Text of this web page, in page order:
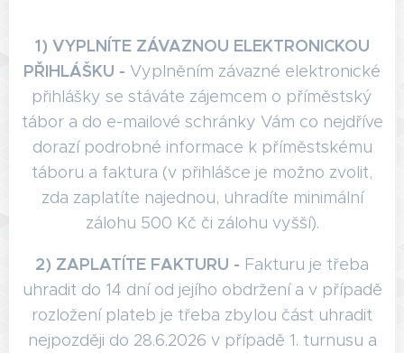
1) VYPLNÍTE ZÁVAZNOU ELEKTRONICKOU
PŘIHLÁŠKU - Vyplněním závazné elektronické
přihlášky se stáváte zájemcem o příměstský
tábor a do e-mailové schránky Vám co nejdříve
dorazí podrobné informace k příměstskému
táboru a faktura (v přihlášce je možno zvolit,
zda zaplatíte najednou, uhradíte minimální
zálohu 500 Kč či zálohu vyšší).
2) ZAPLATÍTE FAKTURU - Fakturu je třeba
uhradit do 14 dní od jejího obdržení a v případě
rozložení plateb je třeba zbylou část uhradit
nejpozději do 28.6.2026 v případě 1. turnusu a